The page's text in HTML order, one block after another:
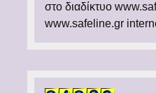
στο διαδίκτυο
www.safeline.gr